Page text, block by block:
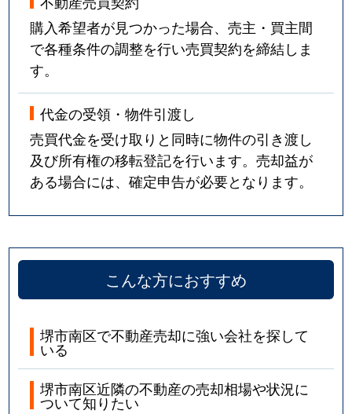
購入希望者が見つかった場合、売主・買主間
で各種条件の調整を行い売買契約を締結しま
す。
代金の受領・物件引渡し
売買代金を受け取りと同時に物件の引き渡し
及び所有権の移転登記を行います。売却益が
ある場合には、確定申告が必要となります。
こんな方におすすめ
堺市南区で不動産売却に強い会社を探して
いる
堺市南区近隣の不動産の売却相場や状況に
ついて知りたい